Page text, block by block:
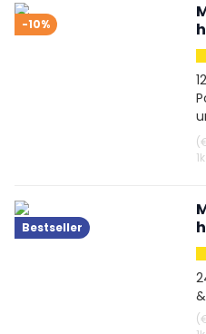
-10%
(
Bestseller
(